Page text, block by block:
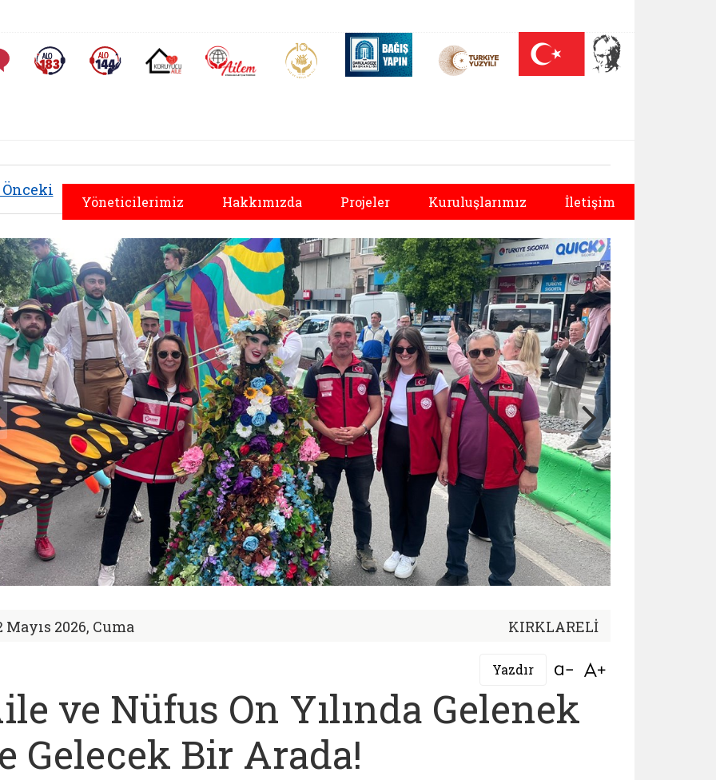
Sıkça Sorulan SorularAlo 183 (yeni sekmede açılır)Alo 144 (yeni sekmede açılır)Koruyucu Aile (yeni sekmede açılır)
AİLEM İletişim Merkezi (yeni sekmede açılır)
Aile ve Nüfus On Yılı (yeni sekmede açılır)Darülaceze bağış sayfası (yeni sekmede açılır)
Yöneticilerimiz Hakkımızda Projeler Kuruluşlarımız İletişim
Sonraki
Mayıs 2026, Cuma KIRKLARELİ
Yazdır Bağlantıyı aç
ve Nüfus On Yılında Gelenek
Gelecek Bir Arada!